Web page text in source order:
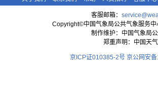
客服邮箱：
Copyright©中国气象局公共气象服务
制作维护：中国气象局
郑重声明：中国天
京ICP证010385-2号 京公网安